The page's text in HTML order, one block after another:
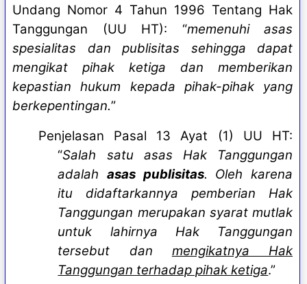
Undang Nomor 4 Tahun 1996 Tentang Hak
Tanggungan (UU HT): “memenuhi asas
spesialitas dan publisitas sehingga dapat
mengikat pihak ketiga dan memberikan
kepastian hukum kepada pihak-pihak yang
berkepentingan.”
Penjelasan Pasal 13 Ayat (1) UU HT:
“Salah satu asas Hak Tanggungan
adalahasas publisitas. Oleh karena
itu didaftarkannya pemberian Hak
Tanggungan merupakan syarat mutlak
untuk lahirnya Hak Tanggungan
tersebut dan mengikatnya Hak
Tanggungan terhadap pihak ketiga.”